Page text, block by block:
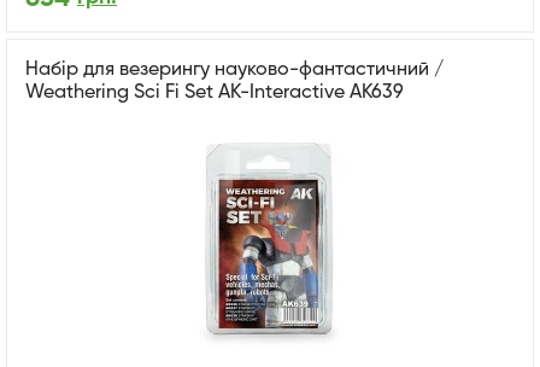
Набір для везерингу науково-фантастичний /
Weathering Sci Fi Set AK-Interactive AK639